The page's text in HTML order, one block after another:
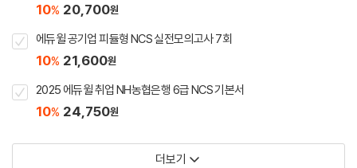
10% 20,700원
에듀윌 공기업 피듈형 NCS 실전모의고사 7회
10% 21,600원
2025 에듀윌 취업 NH농협은행 6급 NCS 기본서
10% 24,750원
더보기